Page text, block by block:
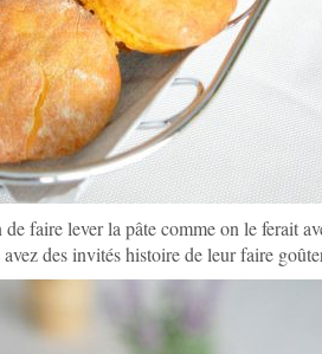
faire lever la pâte comme on le ferait
des invités histoire de leur faire